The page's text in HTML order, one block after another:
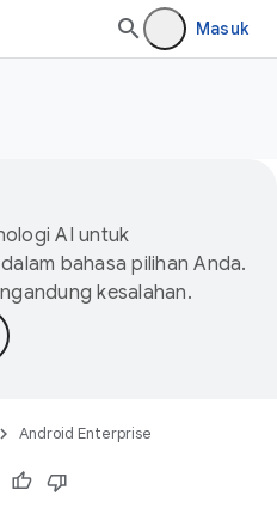
Masuk
AI untuk
bahasa pilihan Anda.
kesalahan.
Android Enterprise